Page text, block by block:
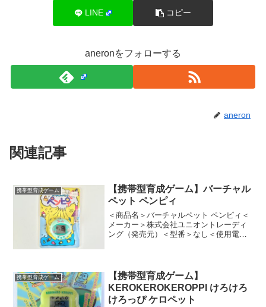
LINE コピー
aneronをフォローする
aneron
関連記事
携帯型育成ゲーム
【携帯型育成ゲーム】バーチャル
ペット ペンピィ
＜商品名＞バーチャルペット ペンピィ＜
メーカー＞株式会社ユニオントレーディ
ング（発売元）＜型番＞なし＜使用電池
やったね。という...
携帯型育成ゲーム
【携帯型育成ゲーム】
KEROKEROKEROPPI けろけろ
けろっぴ ケロペット